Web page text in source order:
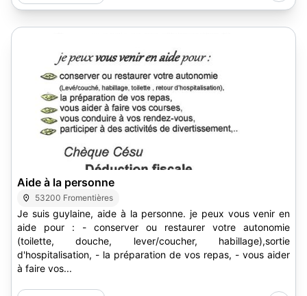
Aide à la personne
53200 Fromentières
Je suis guylaine, aide à la personne. je peux vous venir en
aide pour : - conserver ou restaurer votre autonomie
(toilette, douche, lever/coucher, habillage),sortie
d'hospitalisation, - la préparation de vos repas, - vous aider
à faire vos...